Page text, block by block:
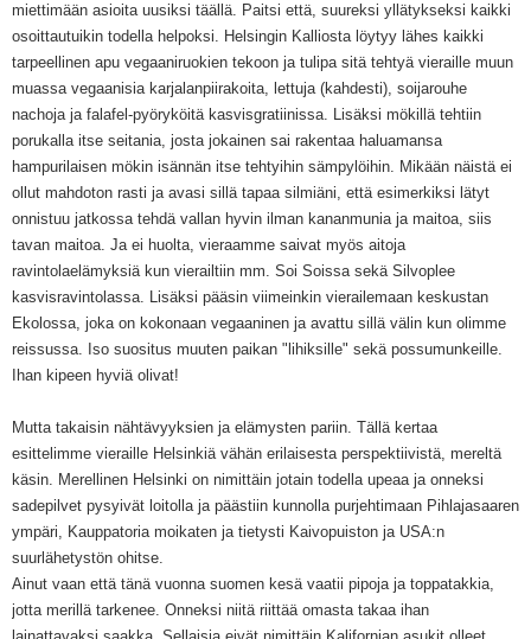
miettimään asioita uusiksi täällä. Paitsi että, suureksi yllätykseksi kaikki
osoittautuikin todella helpoksi. Helsingin Kalliosta löytyy lähes kaikki
tarpeellinen apu vegaaniruokien tekoon ja tulipa sitä tehtyä vieraille muun
muassa vegaanisia karjalanpiirakoita, lettuja (kahdesti), soijarouhe
nachoja ja falafel-pyöryköitä kasvisgratiinissa. Lisäksi mökillä tehtiin
porukalla itse seitania, josta jokainen sai rakentaa haluamansa
hampurilaisen mökin isännän itse tehtyihin sämpylöihin. Mikään näistä ei
ollut mahdoton rasti ja avasi sillä tapaa silmiäni, että esimerkiksi lätyt
onnistuu jatkossa tehdä vallan hyvin ilman kananmunia ja maitoa, siis
tavan maitoa. Ja ei huolta, vieraamme saivat myös aitoja
ravintolaelämyksiä kun vierailtiin mm. Soi Soissa sekä Silvoplee
kasvisravintolassa. Lisäksi pääsin viimeinkin vierailemaan keskustan
Ekolossa, joka on kokonaan vegaaninen ja avattu sillä välin kun olimme
reissussa. Iso suositus muuten paikan "lihiksille" sekä possumunkeille.
Ihan kipeen hyviä olivat!
Mutta takaisin nähtävyyksien ja elämysten pariin. Tällä kertaa
esittelimme vieraille Helsinkiä vähän erilaisesta perspektiivistä, mereltä
käsin. Merellinen Helsinki on nimittäin jotain todella upeaa ja onneksi
sadepilvet pysyivät loitolla ja päästiin kunnolla purjehtimaan Pihlajasaaren
ympäri, Kauppatoria moikaten ja tietysti Kaivopuiston ja USA:n
suurlähetystön ohitse.
Ainut vaan että tänä vuonna suomen kesä vaatii pipoja ja toppatakkia,
jotta merillä tarkenee. Onneksi niitä riittää omasta takaa ihan